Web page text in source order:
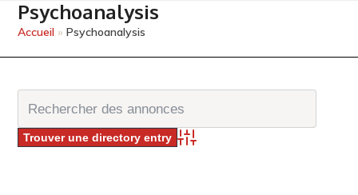
Psychoanalysis
Accueil »Psychoanalysis
Advanced Search